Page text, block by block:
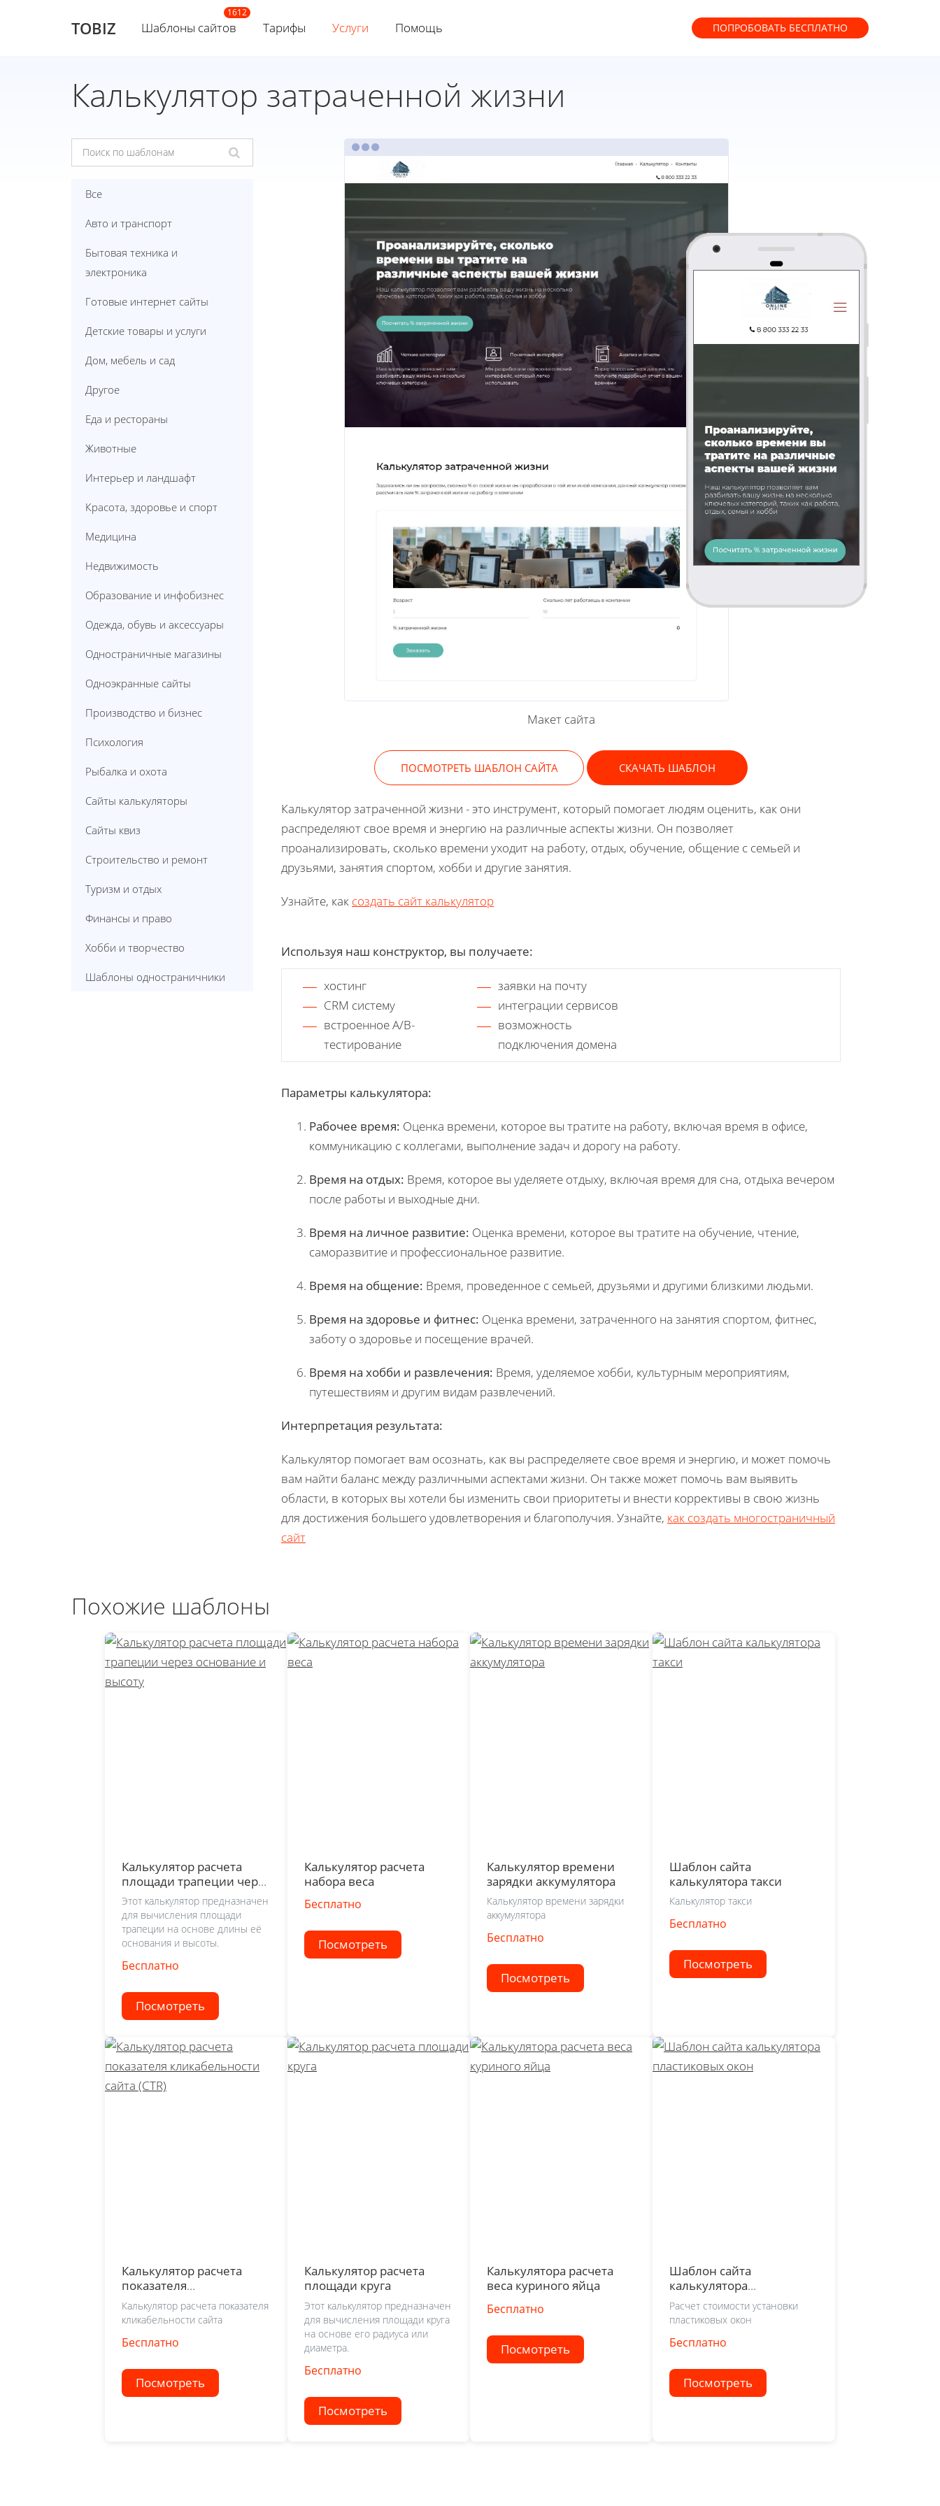
TOBIZ Шаблоны сайтов Тарифы Услуги Помощь ПОПРОБОВАТЬ БЕСПЛАТНО
Калькулятор затраченной жизни
Все
Авто и транспорт
Бытовая техника и
электроника
Готовые интернет сайты
Детские товары и услуги
Дом, мебель и сад
Другое
Еда и рестораны
Животные
Интерьер и ландшафт
Красота, здоровье и спорт
Медицина
Недвижимость
Образование и инфобизнес
Одежда, обувь и аксессуары
Одностраничные магазины
Одноэкранные сайты
Производство и бизнес
Психология
Рыбалка и охота
Сайты калькуляторы
Сайты квиз
Строительство и ремонт
Туризм и отдых
Финансы и право
Хобби и творчество
Шаблоны одностраничники
Макет сайта
ПОСМОТРЕТЬ ШАБЛОН САЙТА СКАЧАТЬ ШАБЛОН
Калькулятор затраченной жизни - это инструмент, который помогает людям оценить, как они
распределяют свое время и энергию на различные аспекты жизни. Он позволяет
проанализировать, сколько времени уходит на работу, отдых, обучение, общение с семьей и
друзьями, занятия спортом, хобби и другие занятия.
Узнайте, как создать сайт калькулятор
Используя наш конструктор, вы получаете:
хостинг
заявки на почту
CRM систему
интеграции сервисов
встроенное A/B-
тестирование
возможность
подключения домена
Параметры калькулятора:
Рабочее время: Оценка времени, которое вы тратите на работу, включая время в офисе,
коммуникацию с коллегами, выполнение задач и дорогу на работу.
Время на отдых: Время, которое вы уделяете отдыху, включая время для сна, отдыха вечером
после работы и выходные дни.
Время на личное развитие: Оценка времени, которое вы тратите на обучение, чтение,
саморазвитие и профессиональное развитие.
Время на общение: Время, проведенное с семьей, друзьями и другими близкими людьми.
Время на здоровье и фитнес: Оценка времени, затраченного на занятия спортом, фитнес,
заботу о здоровье и посещение врачей.
Время на хобби и развлечения: Время, уделяемое хобби, культурным мероприятиям,
путешествиям и другим видам развлечений.
Интерпретация результата:
Калькулятор помогает вам осознать, как вы распределяете свое время и энергию, и может помочь
вам найти баланс между различными аспектами жизни. Он также может помочь вам выявить
области, в которых вы хотели бы изменить свои приоритеты и внести коррективы в свою жизнь
для достижения большего удовлетворения и благополучия. Узнайте, как создать многостраничный
сайт
Похожие шаблоны
Калькулятор расчета
площади трапеции через
основание и высоту
Этот калькулятор предназначен
для вычисления площади
трапеции на основе длины её
основания и высоты.
Бесплатно
Посмотреть
Калькулятор расчета
набора веса
Бесплатно
Посмотреть
Калькулятор времени
зарядки аккумулятора
Калькулятор времени зарядки
аккумулятора
Бесплатно
Посмотреть
Шаблон сайта
калькулятора такси
Калькулятор такси
Бесплатно
Посмотреть
Калькулятор расчета
показателя
кликабельности сайта
(CTR)
Калькулятор расчета показателя
кликабельности сайта
Бесплатно
Посмотреть
Калькулятор расчета
площади круга
Этот калькулятор предназначен
для вычисления площади круга
на основе его радиуса или
диаметра.
Бесплатно
Посмотреть
Калькулятора расчета
веса куриного яйца
Бесплатно
Посмотреть
Шаблон сайта
калькулятора
пластиковых окон
Расчет стоимости установки
пластиковых окон
Бесплатно
Посмотреть